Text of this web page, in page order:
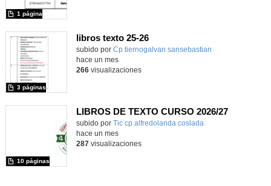
1 página
libros texto 25-26
Contenido educativo.
subido por Cp tiernogalvan sansebastian
3 páginas
hace un mes
266visualizaciones
LIBROS DE TEXTO CURSO 2026/27
Contenido educativo.
subido por Tic cp alfredolanda coslada
10 páginas
hace un mes
287visualizaciones